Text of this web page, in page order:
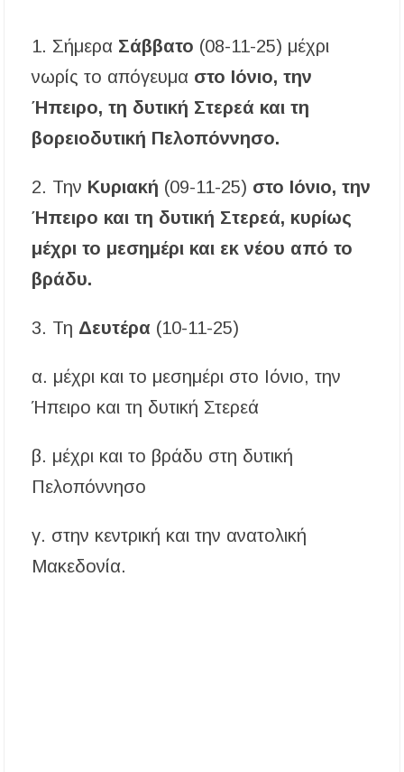
Αναβαθμίζεται η πρόσβαση στο Δεβελίκι
Γοματίου με οδικό έργο 500.000 €
Ιωάννης Γιώργος: «Εγκρίθηκε η λειτουργία
εκτός έδρας τμήματος Σ.Α.Ε.Κ. στον Πολύγυρο
1. Σήμερα Σάββατο (08-11-25) μέχρι
νωρίς το απόγευμα στο Ιόνιο, την
Ήπειρο, τη δυτική Στερεά και τη
βορειοδυτική Πελοπόννησο.
2. Την Κυριακή (09-11-25) στο Ιόνιο, την
Ήπειρο και τη δυτική Στερεά, κυρίως
μέχρι το μεσημέρι και εκ νέου από το
βράδυ.
3. Τη Δευτέρα (10-11-25)
α. μέχρι και το μεσημέρι στο Ιόνιο, την
Ήπειρο και τη δυτική Στερεά
β. μέχρι και το βράδυ στη δυτική
Πελοπόννησο
γ. στην κεντρική και την ανατολική
Μακεδονία.